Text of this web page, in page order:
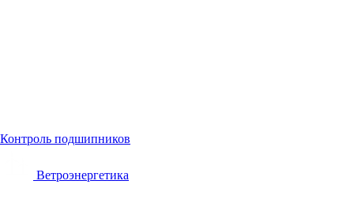
Контроль подшипников
Ветроэнергетика